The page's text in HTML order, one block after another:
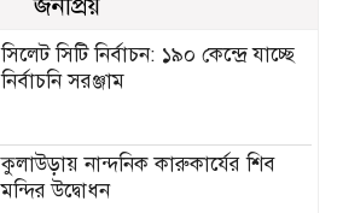
সিলেট সিটি নির্বাচন: ১৯০ কেন্দ্রে যাচ্ছে
নির্বাচনি সরঞ্জাম
কুলাউড়ায় নান্দনিক কারুকার্যের শিব
মন্দির উদ্বোধন